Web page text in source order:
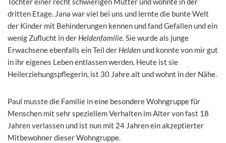
dritten Etage. Jana war viel bei uns und lernte die bunte Welt
der Kinder mit Behinderungen kennen und fand Gefallen und ein
wenig Zuflucht in der Heldenfamilie. Sie wurde als junge
Erwachsene ebenfalls ein Teil der Helden und konnte von mir gut
in ihr eigenes Leben entlassen werden. Heute ist sie
Heilerziehungspflegerin, ist 30 Jahre alt und wohnt in der Nähe.
Paul musste die Familie in eine besondere Wohngruppe für
Menschen mit sehr speziellem Verhalten im Alter von fast 18
Jahren verlassen und ist nun mit 24 Jahren ein akzeptierter
Mitbewohner dieser Wohngruppe.